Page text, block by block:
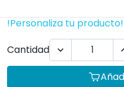
!Personaliza tu producto!
Cantidad
